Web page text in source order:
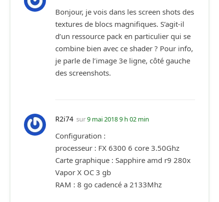
Bonjour, je vois dans les screen shots des
textures de blocs magnifiques. S’agit-il
d’un ressource pack en particulier qui se
combine bien avec ce shader ? Pour info,
je parle de l’image 3e ligne, côté gauche
des screenshots.
R2i74 sur9 mai 2018 9 h 02 min
Configuration :
processeur : FX 6300 6 core 3.50Ghz
Carte graphique : Sapphire amd r9 280x
Vapor X OC 3 gb
RAM : 8 go cadencé a 2133Mhz